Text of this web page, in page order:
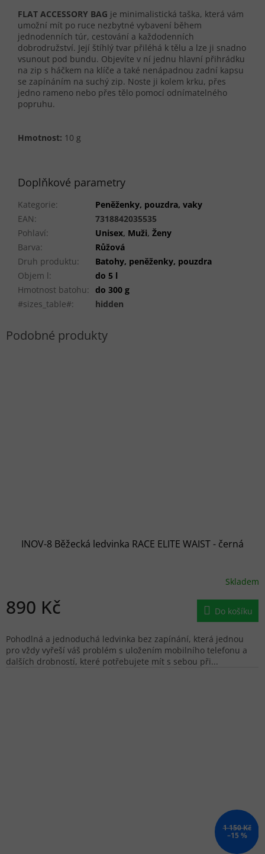
FLAT ACCESSORY BAG je minimalistická taška, která vám
umožní mít po ruce nezbytné vybavení během
jednodenních túr, cestování a každodenních
dobrodružství. Její štíhlý tvar přiléhá k tělu a lze ji snadno
vsunout pod bundu. Objevíte v ní jednu hlavní přihrádku
na zip s háčkem na klíče a také nenápadnou zadní kapsu
se zapínáním na suchý zip. Noste ji kolem krku, přes
jedno rameno nebo přes tělo pomocí odnímatelného
popruhu.
Hmotnost: 10 g
Doplňkové parametry
Kategorie:
Peněženky, pouzdra, vaky
EAN:
7318842035535
Pohlaví: Unisex, Muži, Ženy
Barva:
Růžová
Druh produktu:
Batohy, peněženky, pouzdra
Objem l:
do 5 l
Hmotnost batohu: do 300 g
#sizes_table#: hidden
INOV-8 Běžecká ledvinka RACE ELITE WAIST - černá
Skladem
890 Kč Do košíku
Pohodlná a jednoduchá ledvinka bez zapínání, která jednou
pro vždy vyřeší váš problém s uložením mobilního telefonu a
dalších drobností, které potřebujete mít s sebou při...
1 150 Kč
–15 %